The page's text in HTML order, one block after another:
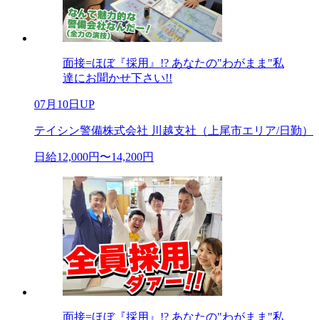
面接=ほぼ『採用』!? あなたの"わがまま"私
達にお聞かせ下さい!!
07月10日UP
テイシン警備株式会社 川越支社（上尾市エリア/日勤）
日給12,000円〜14,200円
面接=ほぼ『採用』!? あなたの"わがまま"私